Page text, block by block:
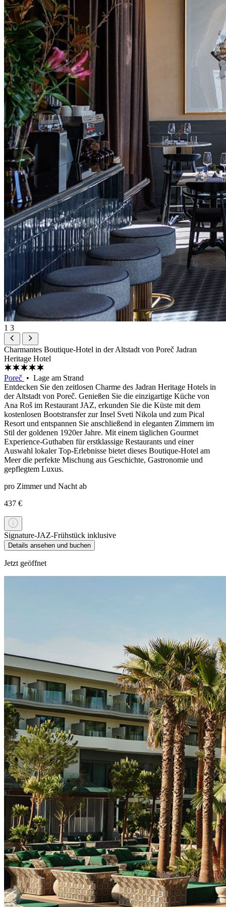
1 3
Charmantes Boutique-Hotel in der Altstadt von Poreč Jadran
Heritage Hotel
Poreč • Lage am Strand
Entdecken Sie den zeitlosen Charme des Jadran Heritage Hotels in
der Altstadt von Poreč. Genießen Sie die einzigartige Küche von
Ana Roš im Restaurant JAZ, erkunden Sie die Küste mit dem
kostenlosen Bootstransfer zur Insel Sveti Nikola und zum Pical
Resort und entspannen Sie anschließend in eleganten Zimmern im
Stil der goldenen 1920er Jahre. Mit einem täglichen Gourmet
Experience-Guthaben für erstklassige Restaurants und einer
Auswahl lokaler Top-Erlebnisse bietet dieses Boutique-Hotel am
Meer die perfekte Mischung aus Geschichte, Gastronomie und
gepflegtem Luxus.
pro Zimmer und Nacht ab
437 €
Signature-JAZ-Frühstück inklusive
Details ansehen und buchen
Jetzt geöffnet